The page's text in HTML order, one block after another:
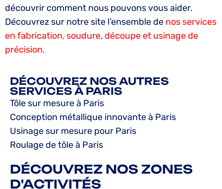
découvrir comment nous pouvons vous aider.
Découvrez sur notre site l’ensemble de nos services
en fabrication, soudure, découpe et usinage de
précision.
DÉCOUVREZ NOS AUTRES
SERVICES À PARIS
Tôle sur mesure à Paris
Conception métallique innovante à Paris
Usinage sur mesure pour Paris
Roulage de tôle à Paris
DÉCOUVREZ NOS ZONES
D'ACTIVITÉS